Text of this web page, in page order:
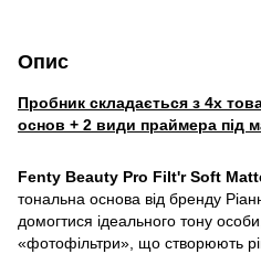
Опис
Пробник складається з 4х
основ + 2 види праймера під
Fenty Beauty Pro Filt'r Soft
тональна основа від бренду
домогтися ідеального тону
«фотофільтри», що створюють